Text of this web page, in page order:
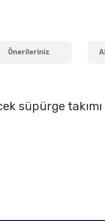
Önerileriniz
süpürge